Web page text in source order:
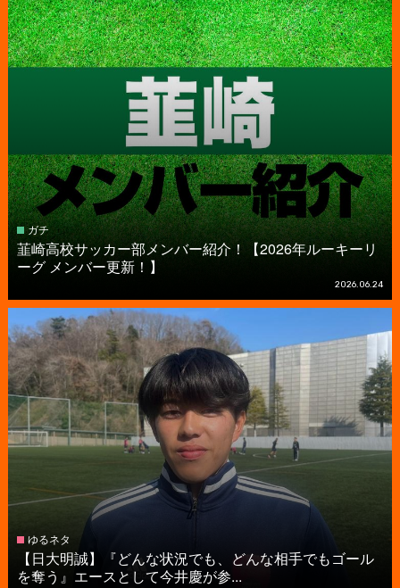
ガチ
韮崎高校サッカー部メンバー紹介！【2026年ルーキーリ
ーグ メンバー更新！】
2026.06.24
ゆるネタ
【日大明誠】『どんな状況でも、どんな相手でもゴール
を奪う』エースとして今井慶が参...